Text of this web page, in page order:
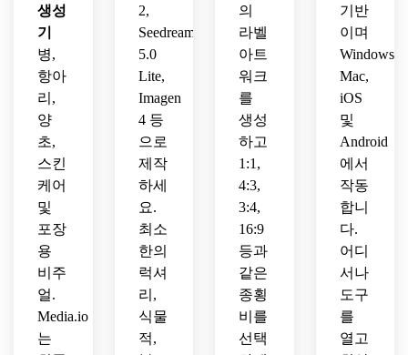
품 포
장을
초대
합니
다.
컨셉
뷰티
브랜
드를
시선
을 사
로잡
는 패
키지
디자
인
생성
기
병,
항아
리,
양
초,
스킨
케어
및
포장
용
비주
얼.
Media.io
는
2,
Seedream
5.0
Lite,
Imagen
4 등
으로
제작
하세
요.
최소
한의
럭셔
리,
식물
적,
의
라벨
아트
워크
를
생성
하고
1:1,
4:3,
3:4,
16:9
등과
같은
종횡
비를
선택
기반
이며
Windows,
Mac,
iOS
및
Android
에서
작동
합니
다.
어디
서나
도구
를
열고